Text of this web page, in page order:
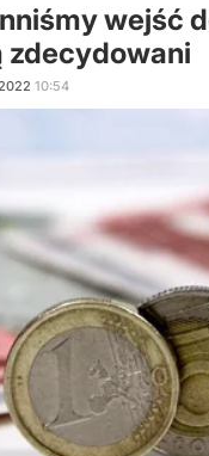
wejść
zdecydowani
10:54